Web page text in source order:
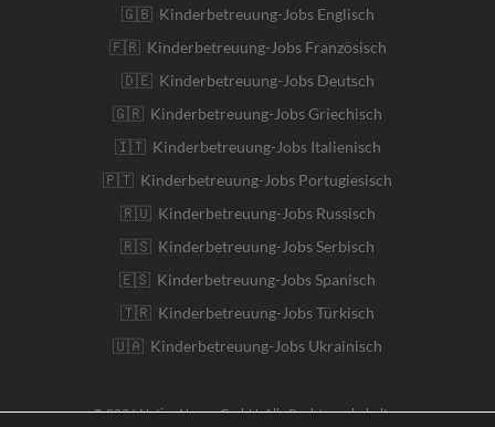
🇬🇧 Kinderbetreuung-Jobs Englisch
🇫🇷 Kinderbetreuung-Jobs Französisch
🇩🇪 Kinderbetreuung-Jobs Deutsch
🇬🇷 Kinderbetreuung-Jobs Griechisch
🇮🇹 Kinderbetreuung-Jobs Italienisch
🇵🇹 Kinderbetreuung-Jobs Portugiesisch
🇷🇺 Kinderbetreuung-Jobs Russisch
🇷🇸 Kinderbetreuung-Jobs Serbisch
🇪🇸 Kinderbetreuung-Jobs Spanisch
🇹🇷 Kinderbetreuung-Jobs Türkisch
🇺🇦 Kinderbetreuung-Jobs Ukrainisch
© 2026 Native Nanny GmbH. Alle Rechte vorbehalten